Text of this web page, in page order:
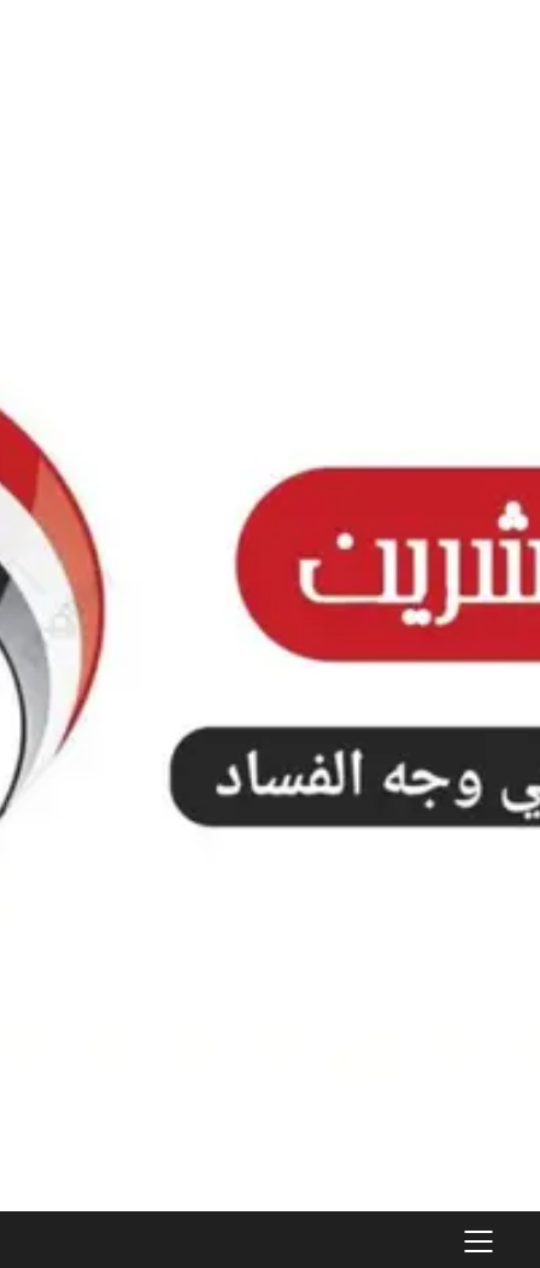
PRIMARY